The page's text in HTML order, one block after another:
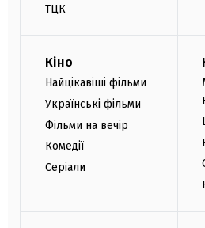
ТЦК
Кіно
Найцікавіші фільми
Українські фільми
Фільми на вечір
Комедії
Серіали